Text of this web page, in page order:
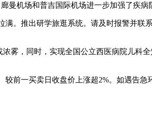
曼机场和普吉国际机场进一步加强了疾
。推出研学旅逛系统。请及时报警并联
，同时，实现全国公立西医病院儿科
一买卖日收盘价上涨超2%。如遇告急